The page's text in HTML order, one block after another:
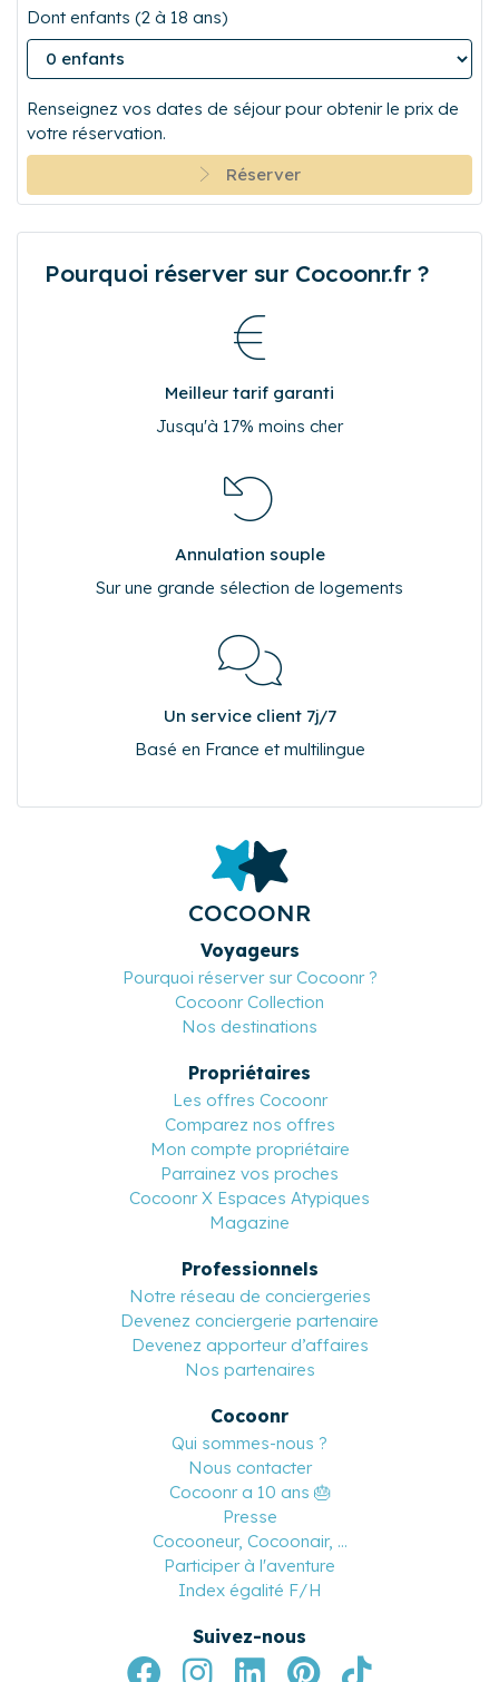
Dont enfants (2 à 18 ans)
Renseignez vos dates de séjour pour obtenir le prix de
votre réservation.
Réserver
Meilleur tarif garanti
Annulation souple
Un service client 7j/7
COCOONR
Voyageurs
Pourquoi réserver sur Cocoonr ?
Cocoonr Collection
Propriétaires
Les offres Cocoonr
Comparez nos offres
Mon compte propriétaire
Parrainez vos proches
Cocoonr X Espaces Atypiques
Professionnels
Notre réseau de conciergeries
Devenez conciergerie partenaire
Devenez apporteur d’affaires
Cocoonr
Qui sommes-nous ?
Nous contacter
Cocoonr a 10 ans 🎂
Presse
Cocooneur, Cocoonair, ...
Participer à l'aventure
Suivez-nous